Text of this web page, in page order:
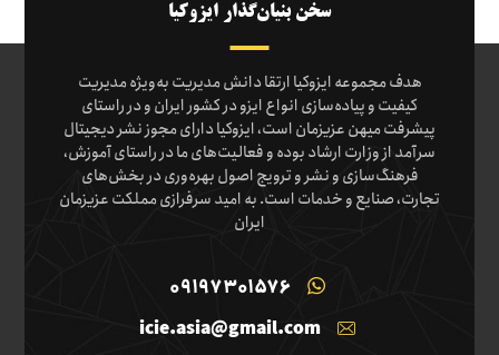
سخن بنیان‌گذار ایزوکیا
هدف مجموعه ایزوکیا ارتقا دانش مدیریت به‌ویژه مدیریت
کیفیت و پیاده‌سازی انواع ایزو در کشور ایران و در راستای
پیشرفت میهن عزیزمان است، ایزوکیا دارای مجوز نشر دیجیتال
سرآمد از وزارت ارشاد بوده و فعالیت‌های ما در راستای آموزش،
فرهنگ‌سازی و نشر و ترویج اصول بهره‌وری در بخش‌های
تجارت، صنایع و خدمات است. به امید سرفرازی مملکت عزیزمان
ایران
09197301576
icie.asia@gmail.com